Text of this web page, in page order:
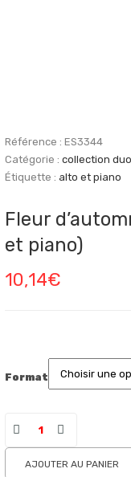
Référence : ES3344
Catégorie : collection duo
Étiquette : alto et piano
Fleur
et piano)
10,14€
Format
AJOUTER AU PANIER